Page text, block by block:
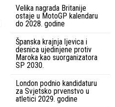
Velika nagrada Britanije
ostaje u MotoGP kalendaru
do 2028. godine
Španska krajnja ljevica i
desnica ujedinjene protiv
Maroka kao suorganizatora
SP 2030.
London podnio kandidaturu
za Svjetsko prvenstvo u
atletici 2029. godine